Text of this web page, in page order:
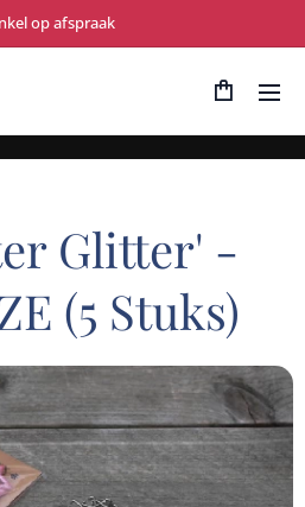
op afspraak
Glitter' -
(5 Stuks)